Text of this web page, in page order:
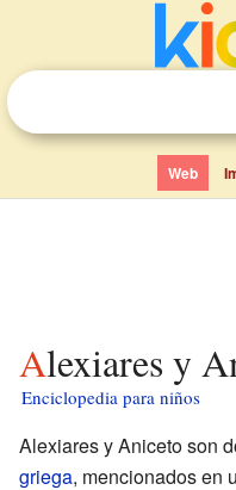
Web
Alexiares y
Enciclopedia para niños
Alexiares y Aniceto son
griega, mencionados en